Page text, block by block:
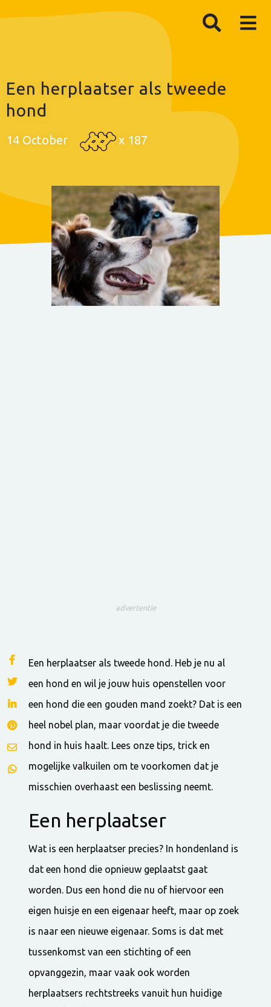
Een herplaatser als tweede
hond
14 October x 187
advertentie
Een herplaatser als tweede hond. Heb je nu al
een hond en wil je jouw huis openstellen voor
een hond die een gouden mand zoekt? Dat is een
heel nobel plan, maar voordat je die tweede
hond in huis haalt. Lees onze tips, trick en
mogelijke valkuilen om te voorkomen dat je
misschien overhaast een beslissing neemt.
Een herplaatser
Wat is een herplaatser precies? In hondenland is
dat een hond die opnieuw geplaatst gaat
worden. Dus een hond die nu of hiervoor een
eigen huisje en een eigenaar heeft, maar op zoek
is naar een nieuwe eigenaar. Soms is dat met
tussenkomst van een stichting of een
opvanggezin, maar vaak ook worden
herplaatsers rechtstreeks vanuit hun huidige